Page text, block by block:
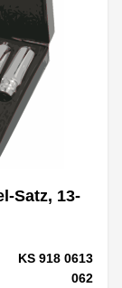
Satz, 13-
KS 918 0613
062